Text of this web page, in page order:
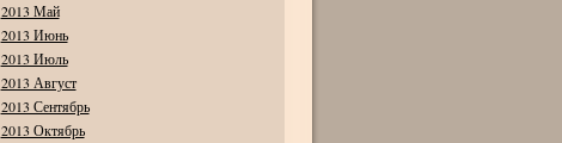
2013 Май
2013 Июнь
2013 Июль
2013 Август
2013 Сентябрь
2013 Октябрь